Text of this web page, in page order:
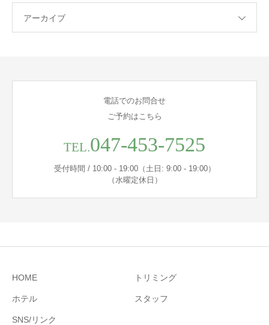
アーカイブ
電話でのお問合せ
ご予約はこちら
TEL.047-453-7525
受付時間 / 10:00 - 19:00（土日: 9:00 - 19:00）
（水曜定休日）
HOME トリミング
ホテル スタッフ
SNS/リンク